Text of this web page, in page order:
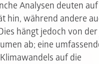
Analysen deuten
hin, während andere
hängt jedoch von
ab; eine
auf die